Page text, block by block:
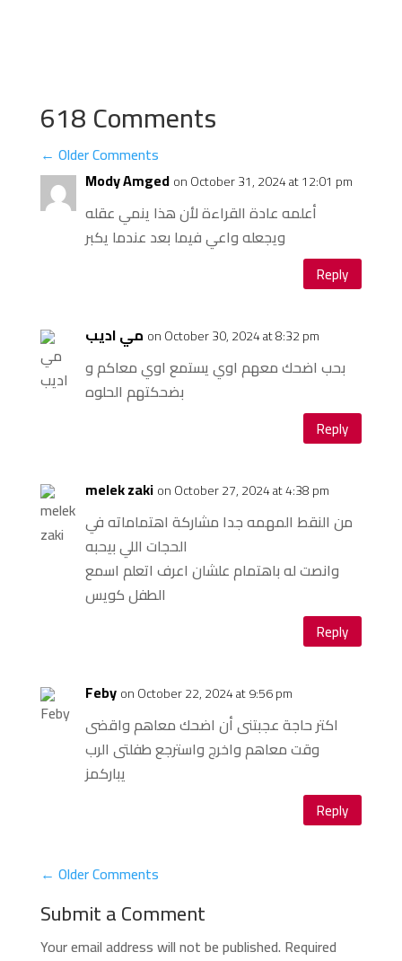
618 Comments
← Older Comments
Mody Amged on October 31, 2024 at 12:01 pm
أعلمه عادة القراءة لأن هذا ينمي عقله
ويجعله واعي فيما بعد عندما يكبر
Reply
مي اديب on October 30, 2024 at 8:32 pm
بحب اضحك معهم اوي يستمع اوي معاكم و
بضحكتهم الحلوه
Reply
melek zaki on October 27, 2024 at 4:38 pm
من النقط المهمه جدا مشاركة اهتماماته في
الحجات اللي بيحبه
وانصت له باهتمام علشان اعرف اتعلم اسمع
الطفل كويس
Reply
Feby on October 22, 2024 at 9:56 pm
اكتر حاجة عجبتنى أن اضحك معاهم واقضى
وقت معاهم واخرج واسترجع طفلتى الرب
يباركمز
Reply
← Older Comments
Submit a Comment
Your email address will not be published. Required